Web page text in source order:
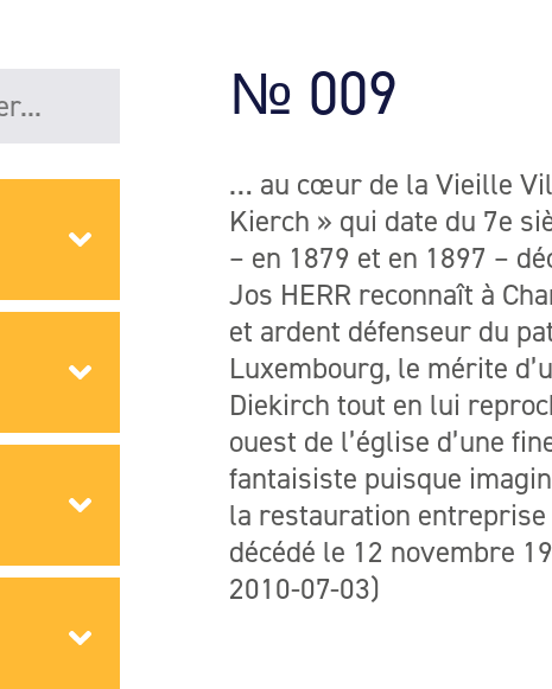
№ 009
… au cœur de la Vieille
Kierch » qui date du 7e
– en 1879 et en 1897 –
Jos HERR reconnaît à
et ardent défenseur du
Luxembourg, le mérite
Diekirch tout en lui
ouest de l’église d’une
fantaisiste puisque
la restauration entreprise
décédé le 12 novembre
2010-07-03)